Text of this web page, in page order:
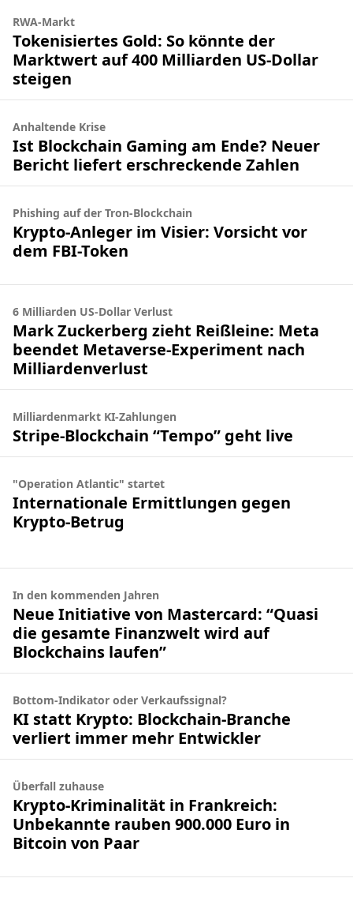
RWA-Markt
Tokenisiertes Gold: So könnte der
Marktwert auf 400 Milliarden US-Dollar
steigen
Anhaltende Krise
Ist Blockchain Gaming am Ende? Neuer
Bericht liefert erschreckende Zahlen
Phishing auf der Tron-Blockchain
Krypto-Anleger im Visier: Vorsicht vor
dem FBI-Token
6 Milliarden US-Dollar Verlust
Mark Zuckerberg zieht Reißleine: Meta
beendet Metaverse-Experiment nach
Milliardenverlust
Milliardenmarkt KI-Zahlungen
Stripe-Blockchain “Tempo” geht live
"Operation Atlantic" startet
Internationale Ermittlungen gegen
Krypto-Betrug
In den kommenden Jahren
Neue Initiative von Mastercard: “Quasi
die gesamte Finanzwelt wird auf
Blockchains laufen”
Bottom-Indikator oder Verkaufssignal?
KI statt Krypto: Blockchain-Branche
verliert immer mehr Entwickler
Überfall zuhause
Krypto-Kriminalität in Frankreich:
Unbekannte rauben 900.000 Euro in
Bitcoin von Paar